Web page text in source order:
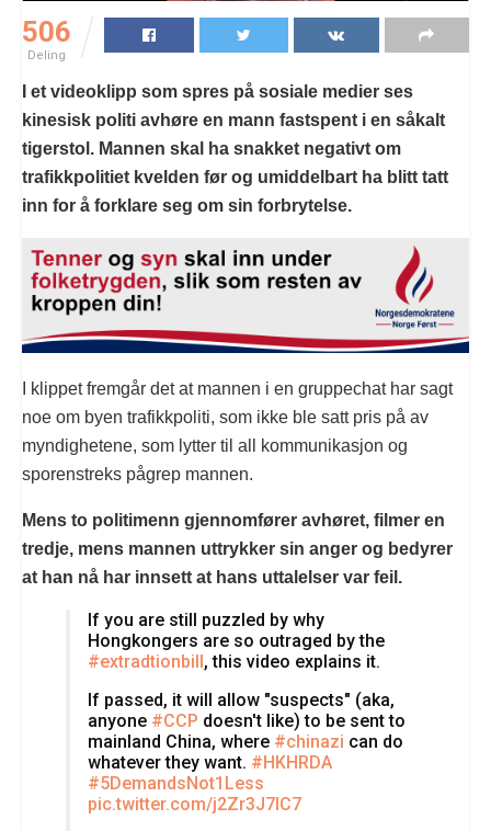
506
Deling
I et videoklipp som spres på sosiale medier ses
kinesisk politi avhøre en mann fastspent i en såkalt
tigerstol. Mannen skal ha snakket negativt om
trafikkpolitiet kvelden før og umiddelbart ha blitt tatt
inn for å forklare seg om sin forbrytelse.
I klippet fremgår det at mannen i en gruppechat har sagt
noe om byen trafikkpoliti, som ikke ble satt pris på av
myndighetene, som lytter til all kommunikasjon og
sporenstreks pågrep mannen.
Mens to politimenn gjennomfører avhøret, filmer en
tredje, mens mannen uttrykker sin anger og bedyrer
at han nå har innsett at hans uttalelser var feil.
If you are still puzzled by why
Hongkongers are so outraged by the
#extradtionbill, this video explains it.
If passed, it will allow "suspects" (aka,
anyone #CCP doesn't like) to be sent to
mainland China, where #chinazi can do
whatever they want. #HKHRDA
#5DemandsNot1Less
pic.twitter.com/j2Zr3J7IC7